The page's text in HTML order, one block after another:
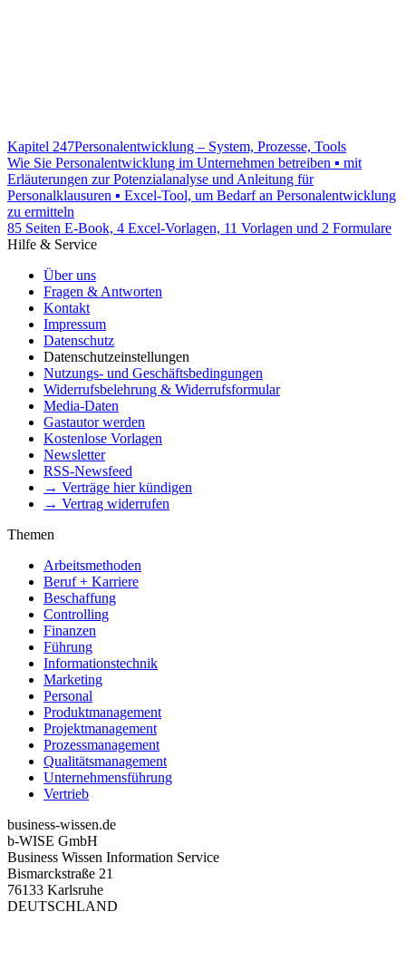
Kapitel 247Personalentwicklung – System, Prozesse, Tools
Wie Sie Personalentwicklung im Unternehmen betreiben ▪ mit
Erläuterungen zur Potenzialanalyse und Anleitung für
Personalklausuren ▪ Excel-Tool, um Bedarf an Personalentwicklung
zu ermitteln
85 Seiten E-Book, 4 Excel-Vorlagen, 11 Vorlagen und 2 Formulare
Hilfe & Service
Über uns
Fragen & Antworten
Kontakt
Impressum
Datenschutz
Datenschutzeinstellungen
Nutzungs- und Geschäftsbedingungen
Widerrufsbelehrung & Widerrufsformular
Media-Daten
Gastautor werden
Kostenlose Vorlagen
Newsletter
RSS-Newsfeed
→ Verträge hier kündigen
→ Vertrag widerrufen
Themen
Arbeitsmethoden
Beruf + Karriere
Beschaffung
Controlling
Finanzen
Führung
Informationstechnik
Marketing
Personal
Produktmanagement
Projektmanagement
Prozessmanagement
Qualitätsmanagement
Unternehmensführung
Vertrieb
business-wissen.de
b-WISE GmbH
Business Wissen Information Service
Bismarckstraße 21
76133 Karlsruhe
DEUTSCHLAND